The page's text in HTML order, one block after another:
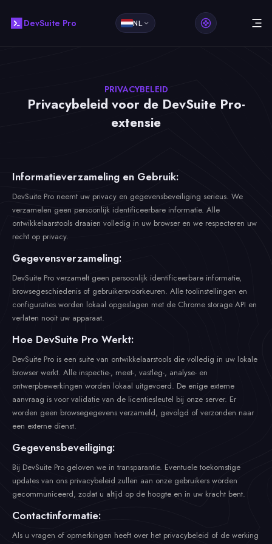
DevSuite Pro NL
PRIVACYBELEID
Privacybeleid voor de DevSuite Pro-
extensie
Informatieverzameling en Gebruik:
DevSuite Pro neemt uw privacy en gegevensbeveiliging serieus. We
verzamelen geen persoonlijk identificeerbare informatie. Alle
ontwikkelaarstools draaien volledig in uw browser en we respecteren uw
recht op privacy.
Gegevensverzameling:
DevSuite Pro verzamelt geen persoonlijk identificeerbare informatie,
browsegeschiedenis of gebruikersvoorkeuren. Alle toolinstellingen en
configuraties worden lokaal opgeslagen met de Chrome storage API en
verlaten nooit uw apparaat.
Hoe DevSuite Pro Werkt:
DevSuite Pro is een suite van ontwikkelaarstools die volledig in uw lokale
browser werkt. Alle inspectie-, meet-, vastleg-, analyse- en
ontwerpbewerkingen worden lokaal uitgevoerd. De enige externe
aanvraag is voor validatie van de licentiesleutel bij onze server. Er
worden geen browsegegevens verzameld, gevolgd of verzonden naar
een externe dienst.
Gegevensbeveiliging:
Bij DevSuite Pro geloven we in transparantie. Eventuele toekomstige
updates van ons privacybeleid zullen aan onze gebruikers worden
gecommuniceerd, zodat u altijd op de hoogte en in uw kracht bent.
Contactinformatie:
Als u vragen of opmerkingen heeft over het privacybeleid of de werking